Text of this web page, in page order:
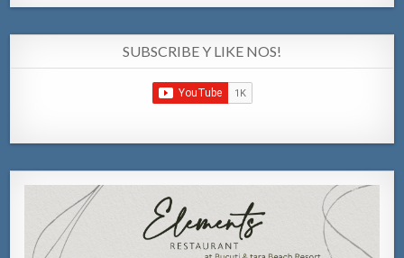
SUBSCRIBE Y LIKE NOS!